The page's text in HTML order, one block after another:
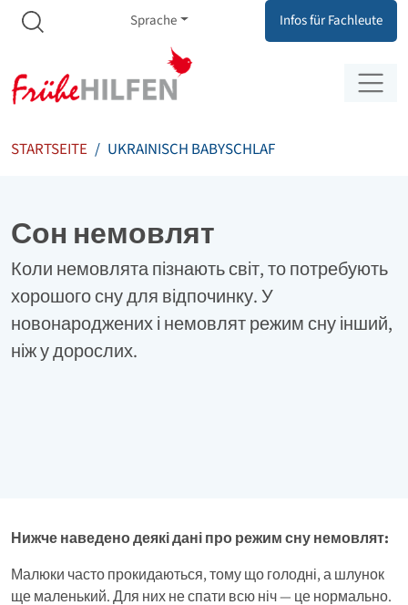
Zum Inhalt springen
Zur Navigation springen
Meta Navigation
Sprache Infos für Fachleute
STARTSEITE UKRAINISCH BABYSCHLAF
Сон немовлят
Коли немовлята пізнають світ, то потребують
хорошого сну для відпочинку. У
новонароджених і немовлят режим сну інший,
ніж у дорослих.
Нижче наведено деякі дані про режим сну немовлят:
Малюки часто прокидаються, тому що голодні, а шлунок
ще маленький. Для них не спати всю ніч — це нормально.